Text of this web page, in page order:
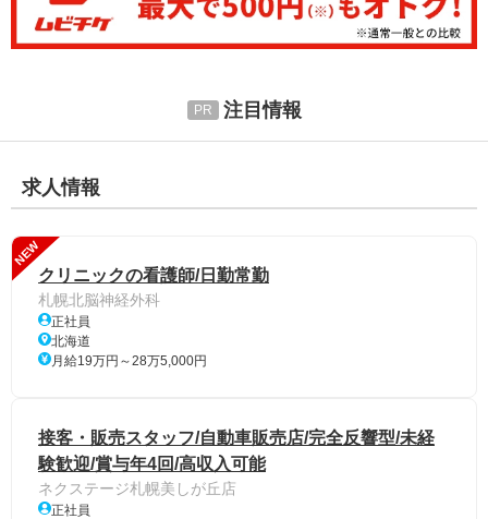
注目情報
求人情報
NEW
クリニックの看護師/日勤常勤
札幌北脳神経外科
正社員
北海道
月給19万円～28万5,000円
接客・販売スタッフ/自動車販売店/完全反響型/未経
験歓迎/賞与年4回/高収入可能
ネクステージ札幌美しが丘店
正社員